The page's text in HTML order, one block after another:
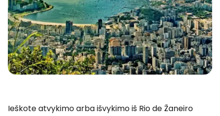
Ieškote atvykimo arba išvykimo iš Rio de Žaneiro